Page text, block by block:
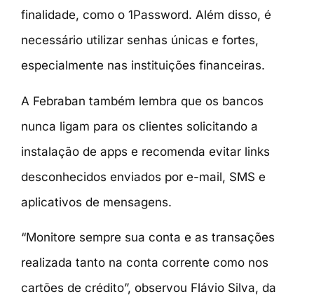
finalidade, como o 1Password. Além disso, é
necessário utilizar senhas únicas e fortes,
especialmente nas instituições financeiras.
A Febraban também lembra que os bancos
nunca ligam para os clientes solicitando a
instalação de apps e recomenda evitar links
desconhecidos enviados por e-mail, SMS e
aplicativos de mensagens.
“Monitore sempre sua conta e as transações
realizada tanto na conta corrente como nos
cartões de crédito”, observou Flávio Silva, da